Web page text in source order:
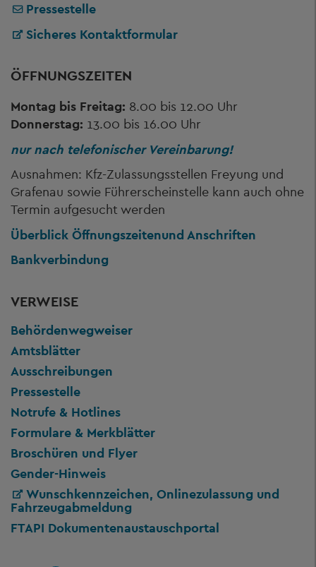
Pressestelle
Sicheres Kontaktformular
ÖFFNUNGSZEITEN
Montag bis Freitag: 8.00 bis 12.00 Uhr
Donnerstag: 13.00 bis 16.00 Uhr
nur nach telefonischer Vereinbarung!
Ausnahmen: Kfz-Zulassungsstellen Freyung und
Grafenau sowie Führerscheinstelle kann auch ohne
Termin aufgesucht werden
Überblick Öffnungszeitenund Anschriften
Bankverbindung
VERWEISE
Behördenwegweiser
Amtsblätter
Ausschreibungen
Pressestelle
Notrufe & Hotlines
Formulare & Merkblätter
Broschüren und Flyer
Gender-Hinweis
Wunschkennzeichen, Onlinezulassung und
Fahrzeugabmeldung
FTAPI Dokumentenaustauschportal